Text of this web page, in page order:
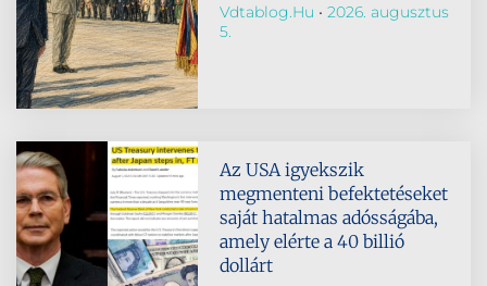
Vdtablog.hu
2026. augusztus
5.
Az USA igyekszik
megmenteni befektetéseket
saját hatalmas adósságába,
amely elérte a 40 billió
dollárt